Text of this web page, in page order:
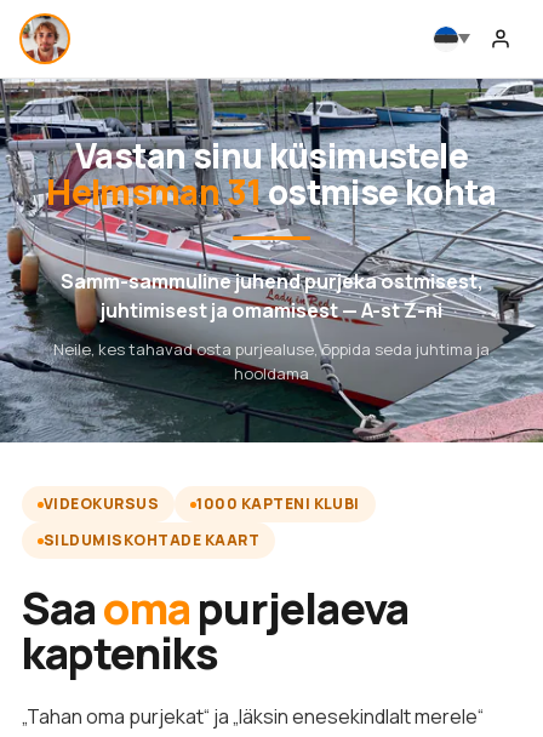
Vastan sinu küsimustele
Helmsman 31ostmise kohta
Samm-sammuline juhend purjeka ostmisest,
juhtimisest ja omamisest — A-st Z-ni
Neile, kes tahavad osta purjealuse, õppida seda juhtima ja
hooldama
VIDEOKURSUS
1000 KAPTENI KLUBI
SILDUMISKOHTADE KAART
Saaomapurjelaeva
kapteniks
„Tahan oma purjekat“ ja „läksin enesekindlalt merele“